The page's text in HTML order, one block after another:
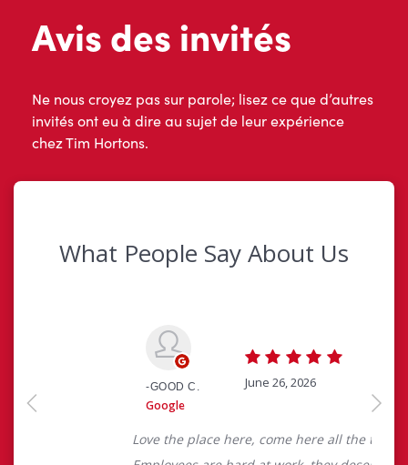
Avis des invités
Ne nous croyez pas sur parole; lisez ce que d’autres
invités ont eu à dire au sujet de leur expérience
chez Tim Hortons.